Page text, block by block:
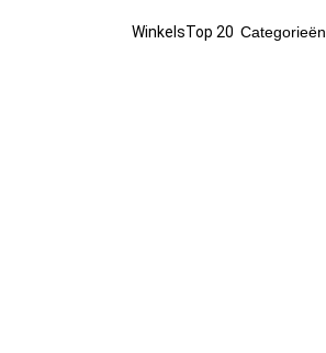
WinkelsTop 20 Categorieën